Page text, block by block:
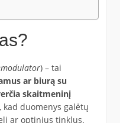
) – tai
ar biurą su
skaitmeninį
kad duomenys galėtų
ar optinius tinklus.